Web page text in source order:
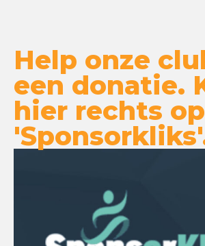
Help onze
een donatie.
hier rechts op